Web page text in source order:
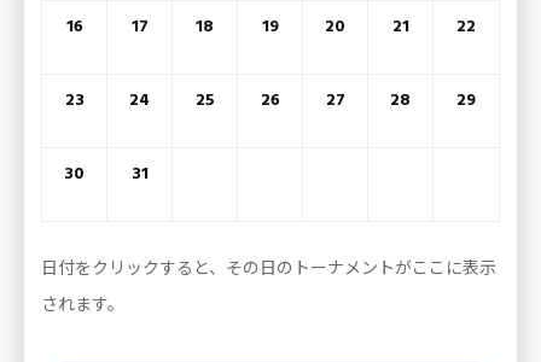
16 17 18 19 20 21 22
23 24 25 26 27 28 29
30 31
日付をクリックすると、その日のトーナメントがここに表示
されます。